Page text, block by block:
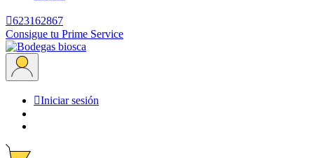
623162867
Consigue tu Prime Service
Iniciar sesión